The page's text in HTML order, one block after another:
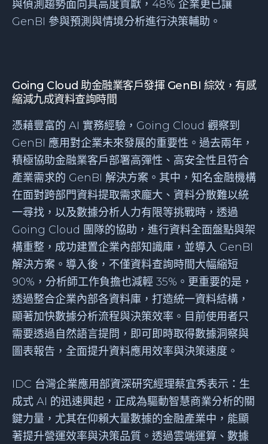
與偵測趨勢面向具高度貢獻，48% 企業更已讓
GenBI 參與預測與情境分析進行決策輔助。
Going Cloud 助金融業客戶發揮 GenBI 綜效，有感
縮減九成資料查詢時間
憑藉豐富的 AI 實務經驗，Going Cloud 觀察到
GenBI 應用對企業未來發展的重要性。過去兩年，
積極協助金融業客戶部署高彈性、高安全性且符合
產業需求的 GenBI 解決方案。其中，知名金融機構
在面對跨部門資料提取需求龐大、資料分散難以統
一尋找，以及數據分析人力有限等挑戰時，透過
Going Cloud 團隊的協助，進行資料全面盤點與架
構重整，成功建置企業內部知識庫，並導入 GenBI
解決方案。導入後，不僅資料查詢時間大幅縮短
90%，分析師工作負擔也減輕 35%。更重要的是，
透過整合企業內部各資料庫，打造統一資料結構，
顯著加快數據分析流程與決策效率。目前使用者只
需要透過自然語言提問，即可即時取得數據洞察與
圖表報告，全面提升資料應用效率與決策速度。
IDC 台灣企業應用部資深研究經理蔡宜秀表示：生
成式 AI 的迅速興起，正成為驅動智慧商業分析的關
鍵力量，尤其在仰賴大量數據的金融產業中，能顯
著提升營運效率與決策品質。透過雲端運算、數據